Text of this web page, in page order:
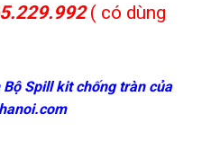
( có dùng
Spill kit chống tràn của